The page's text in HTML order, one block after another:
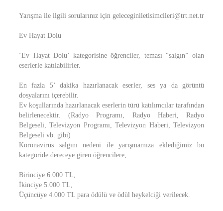
Yarışma ile ilgili sorularınız için geleceginiletisimcileri@trt.net.tr
Ev Hayat Dolu
‘Ev Hayat Dolu’ kategorisine öğrenciler, teması “salgın” olan
eserlerle katılabilirler.
En fazla 5’ dakika hazırlanacak eserler, ses ya da görüntü
dosyalarını içerebilir.
Ev koşullarında hazırlanacak eserlerin türü katılımcılar tarafından
belirlenecektir. (Radyo Programı, Radyo Haberi, Radyo
Belgeseli, Televizyon Programı, Televizyon Haberi, Televizyon
Belgeseli vb. gibi)
Koronavirüs salgını nedeni ile yarışmamıza eklediğimiz bu
kategoride dereceye giren öğrencilere;
Birinciye 6.000 TL,
İkinciye 5.000 TL,
Üçüncüye 4.000 TL para ödülü ve ödül heykelciği verilecek.